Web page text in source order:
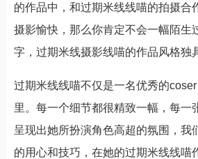
的作品中，和过期米线线喵的拍摄合
摄影愉快，那么你肯定不会一幅陌生
字，过期米线摄影线喵的作品风格独
过期米线线喵不仅是一名优秀的
里。每一个细节都很精致一幅，每一
呈现出她所扮演角色高超的氛围，我
的用心和技巧，在她的过期米线线喵